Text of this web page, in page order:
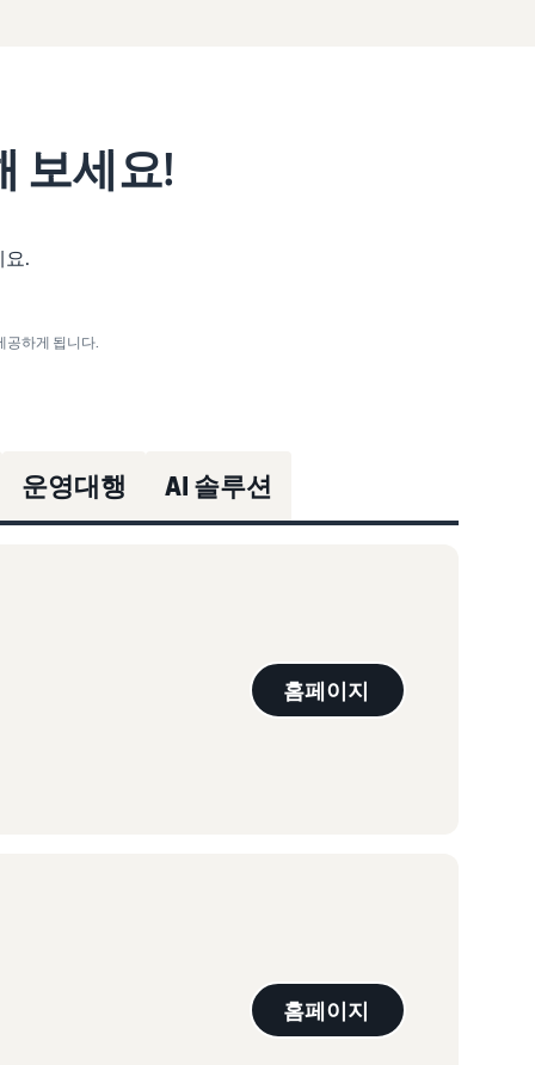
보세요!
요.
공하게 됩니다.
운영대행 AI 솔루션
홈페이지
홈페이지